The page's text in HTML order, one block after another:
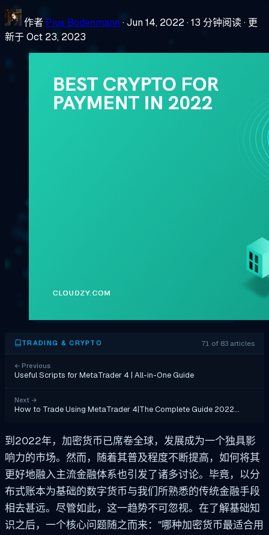
作者 Pius Bodenmann ·Jun 14, 2022·13 分钟阅读· 更
新于 Oct 23, 2023
TRADING & CRYPTO 71 of 83 articles
← Previous
Useful Scripts for MetaTrader 4 | All-in-One Guide
Next →
How to Trade Using MetaTrader 4|The Complete Guide 2022…
到2022年，加密货币已席卷全球，发展成为一个独具影
响力的市场。然而，随着其普及程度不断提高，如何将其
更好地融入主流金融体系也引发了诸多讨论。毕竟，以分
布式账本为基础的数字货币与我们所熟悉的传统金融手段
相去甚远。尽管如此，这一趋势不可忽视。在了解基础知
识之后，一个核心问题随之而来："哪种加密货币最适合用